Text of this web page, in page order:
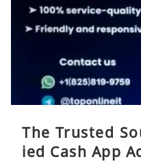
The Trusted
ied Cash App